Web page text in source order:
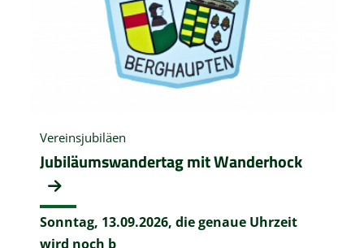
Vereinsjubiläen
Jubiläumswandertag mit Wanderhock
Sonntag, 13.09.2026, die genaue Uhrzeit
wird noch b